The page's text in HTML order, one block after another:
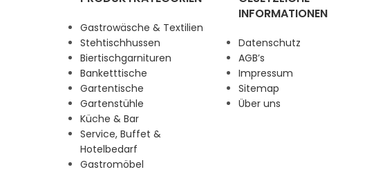
Gastrowäsche & Textilien
Stehtischhussen
Biertischgarnituren
Banketttische
Gartentische
Gartenstühle
Küche & Bar
Service, Buffet &
Hotelbedarf
Gastromöbel
INFORMATIONEN
Datenschutz
AGB’s
Impressum
Sitemap
Über uns